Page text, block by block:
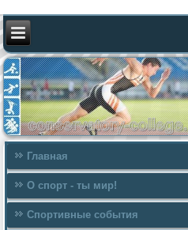
Главная
О спорт - ты мир!
Спортивные события